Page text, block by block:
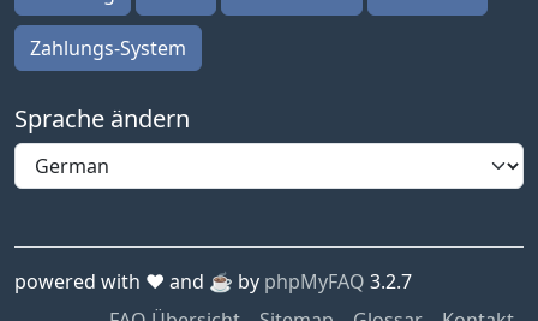
Zahlungs-System
Sprache ändern
powered with ❤️ and ☕️ by phpMyFAQ 3.2.7